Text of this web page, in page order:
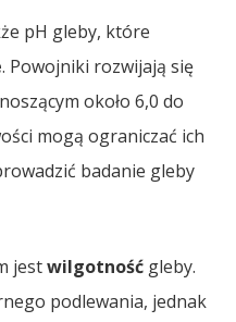
pH gleby, które
. Powojniki rozwijają się
około 6,0 do
mogą ograniczać ich
badanie gleby
jestwilgotność gleby.
podlewania, jednak